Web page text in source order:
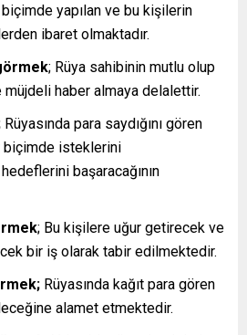
biçimde yapılan ve bu kişilerin
ibaret olmaktadır.
; Rüya sahibinin mutlu olup
haber almaya delalettir.
Rüyasında para saydığını gören
isteklerini
başaracağının
; Bu kişilere uğur getirecek ve
bir iş olarak tabir edilmektedir.
Rüyasında kağıt para gören
alamet etmektedir.